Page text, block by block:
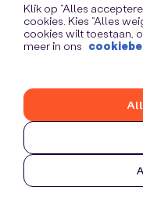
Klik op “Alles
cookies. Kies “Alles
cookies wilt toestaan,
meer in ons